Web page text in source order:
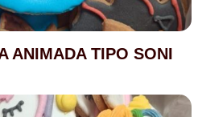
ANIMADA TIPO SONI